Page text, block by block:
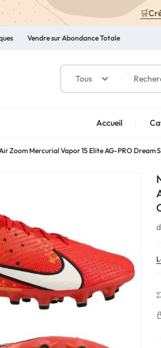
Vendre sur Abondance Totale
Tous
Accueil
Zoom Mercurial Vapor 15 Elite AG-PRO